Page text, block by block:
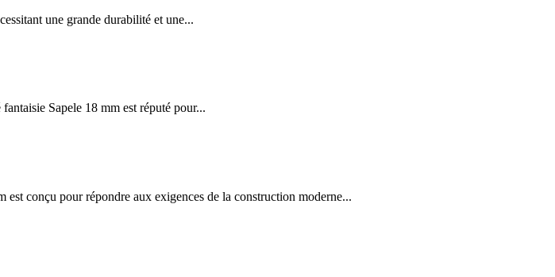
une grande durabilité et une...
Sapele 18 mm est réputé pour...
conçu pour répondre aux exigences de la construction moderne...